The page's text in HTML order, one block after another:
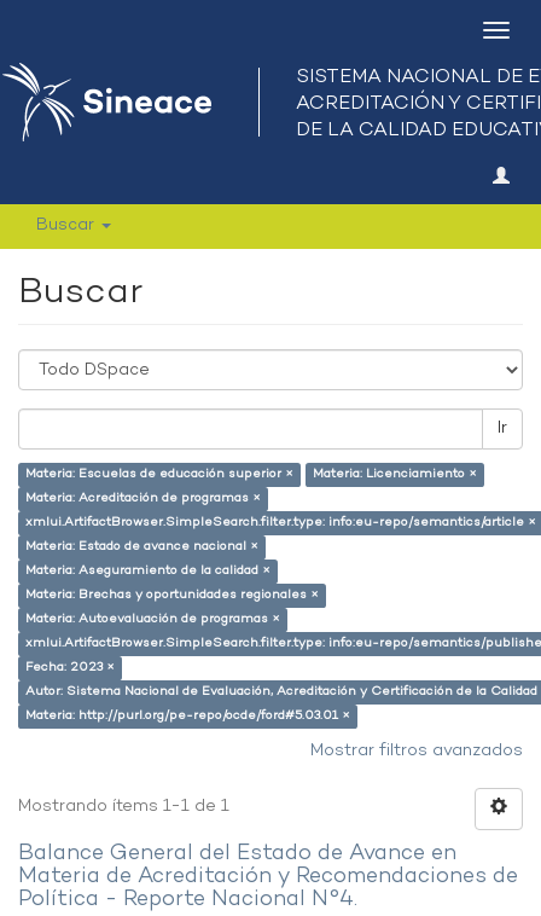
Buscar
Buscar
Ir
Materia: Escuelas de educación superior ×
Materia: Licenciamiento ×
Materia: Acreditación de programas ×
xmlui.ArtifactBrowser.SimpleSearch.filter.type: info:eu-repo/semantics/article ×
Materia: Estado de avance nacional ×
Materia: Aseguramiento de la calidad ×
Materia: Brechas y oportunidades regionales ×
Materia: Autoevaluación de programas ×
xmlui.ArtifactBrowser.SimpleSearch.filter.type: info:eu-repo/semantics/
Fecha: 2023 ×
Autor: Sistema Nacional de Evaluación, Acreditación y Certificación de la
Materia: http://purl.org/pe-repo/ocde/ford#5.03.01 ×
Mostrar filtros avanzados
Mostrando ítems 1-1 de 1
Balance General del Estado de Avance en
Materia de Acreditación y Recomendaciones de
Política - Reporte Nacional N°4.